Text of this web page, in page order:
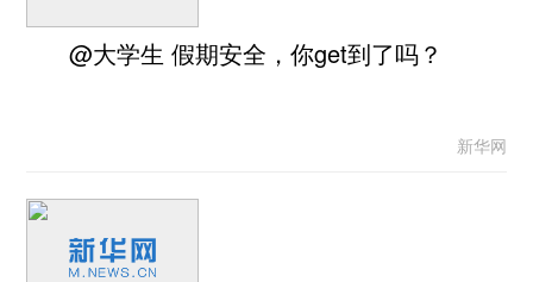
@大学生 假期安全，你get到了吗？
新华网